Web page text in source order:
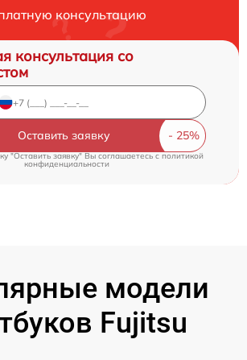
консультацию
консультация со
Оставить заявку
"Оставить заявку" Вы соглашаетесь cполитикой
конфиденциальности
модели
Fujitsu